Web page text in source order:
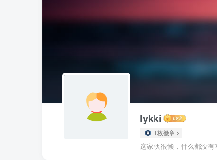
lykki
1枚徽章
这家伙很懒，什么都没有